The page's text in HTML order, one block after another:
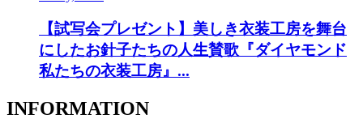
【試写会プレゼント】美しき衣装工房を舞台
にしたお針子たちの人生賛歌『ダイヤモンド
私たちの衣装工房』...
INFORMATION